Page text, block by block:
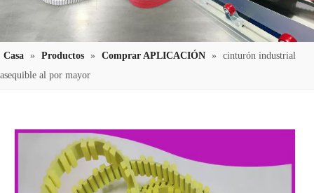
Casa » Productos » Comprar APLICACIÓN »
cinturón industrial
asequible al por mayor